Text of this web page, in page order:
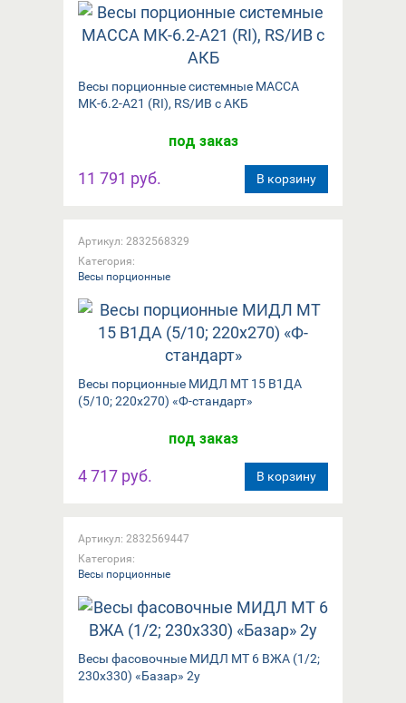
Весы порционные системные МАССА
МК-6.2-А21 (RI), RS/ИВ с АКБ
под заказ
11 791 руб. В корзину
Артикул: 2832568329
Категория:
Весы порционные
Весы порционные МИДЛ МТ 15 В1ДА
(5/10; 220x270) «Ф-стандарт»
под заказ
4 717 руб. В корзину
Артикул: 2832569447
Категория:
Весы порционные
Весы фасовочные МИДЛ МТ 6 ВЖА (1/2;
230х330) «Базар» 2у